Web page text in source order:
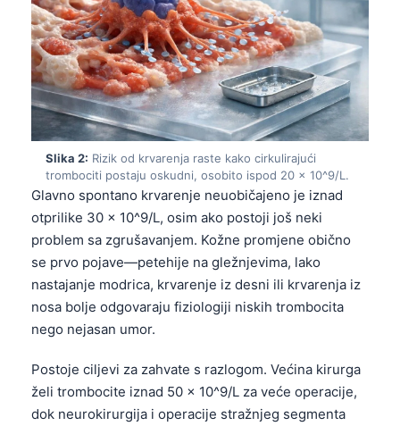
Slika 2: Rizik od krvarenja raste kako cirkulirajući
trombociti postaju oskudni, osobito ispod 20 × 10^9/L.
Glavno spontano krvarenje neuobičajeno je iznad
otprilike 30 × 10^9/L, osim ako postoji još neki
problem sa zgrušavanjem. Kožne promjene obično
se prvo pojave—petehije na gležnjevima, lako
nastajanje modrica, krvarenje iz desni ili krvarenja iz
nosa bolje odgovaraju fiziologiji niskih trombocita
nego nejasan umor.
Postoje ciljevi za zahvate s razlogom. Većina kirurga
želi trombocite iznad 50 × 10^9/L za veće operacije,
dok neurokirurgija i operacije stražnjeg segmenta